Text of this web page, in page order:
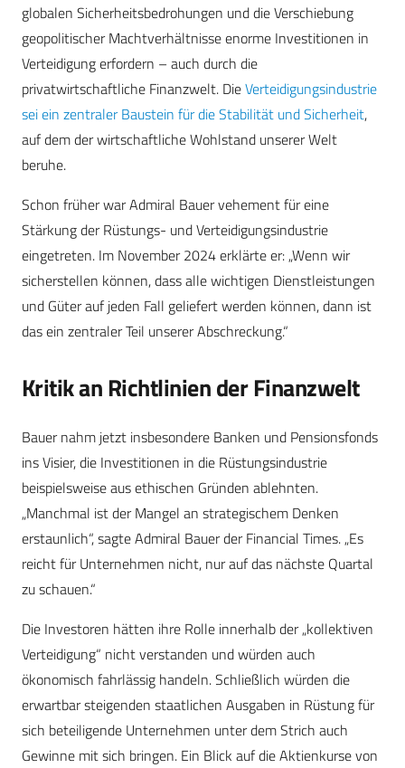
globalen Sicherheitsbedrohungen und die Verschiebung
geopolitischer Machtverhältnisse enorme Investitionen in
Verteidigung erfordern – auch durch die
privatwirtschaftliche Finanzwelt. DieVerteidigungsindustrie
sei ein zentraler Baustein für die Stabilität und Sicherheit,
auf dem der wirtschaftliche Wohlstand unserer Welt
beruhe.
Schon früher war Admiral Bauer vehement für eine
Stärkung der Rüstungs- und Verteidigungsindustrie
eingetreten. Im November 2024 erklärte er: „Wenn wir
sicherstellen können, dass alle wichtigen Dienstleistungen
und Güter auf jeden Fall geliefert werden können, dann ist
das ein zentraler Teil unserer Abschreckung.“
Kritik an Richtlinien der Finanzwelt
Bauer nahm jetzt insbesondere Banken und Pensionsfonds
ins Visier, die Investitionen in die Rüstungsindustrie
beispielsweise aus ethischen Gründen ablehnten.
„Manchmal ist der Mangel an strategischem Denken
erstaunlich“, sagte Admiral Bauer der Financial Times. „Es
reicht für Unternehmen nicht, nur auf das nächste Quartal
zu schauen.“
Die Investoren hätten ihre Rolle innerhalb der „kollektiven
Verteidigung“ nicht verstanden und würden auch
ökonomisch fahrlässig handeln. Schließlich würden die
erwartbar steigenden staatlichen Ausgaben in Rüstung für
sich beteiligende Unternehmen unter dem Strich auch
Gewinne mit sich bringen. Ein Blick auf die Aktienkurse von